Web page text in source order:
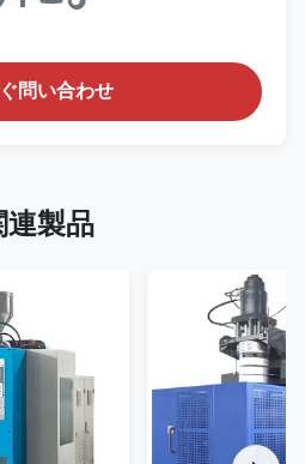
問い合わせ
連製品